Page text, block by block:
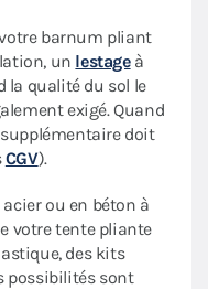
barnum pliant
un lestageà
la qualité du sol le
exigé. Quand
doit
CGV).
ou en béton à
votre tente pliante
des kits
possibilités sont